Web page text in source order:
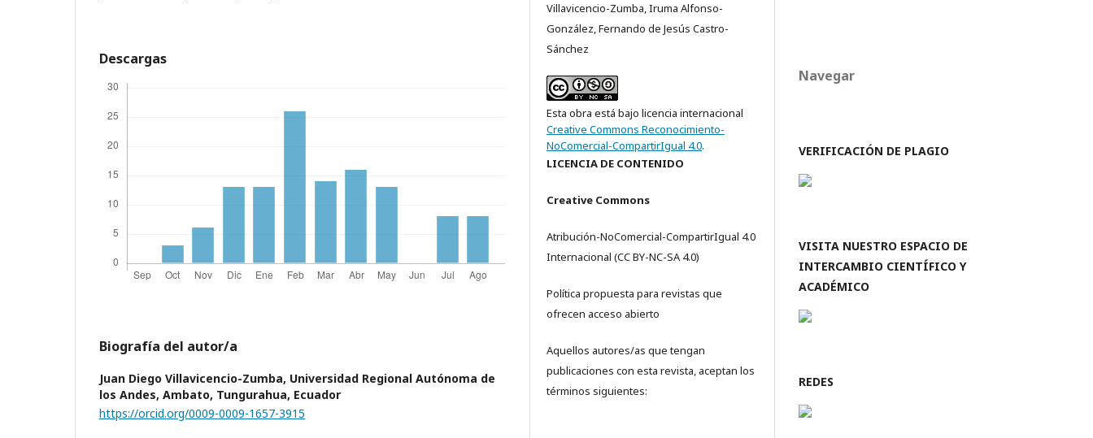
Descargas
Biografía del autor/a
Juan Diego Villavicencio-Zumba, Universidad Regional Autónoma de
los Andes, Ambato, Tungurahua, Ecuador
https://orcid.org/0009-0009-1657-3915
Villavicencio-Zumba, Iruma Alfonso-
González, Fernando de Jesús Castro-
Sánchez
Esta obra está bajo licencia internacional
Creative Commons Reconocimiento-
NoComercial-CompartirIgual 4.0.
LICENCIA DE CONTENIDO
Creative Commons
Atribución-NoComercial-CompartirIgual 4.0
Internacional (CC BY-NC-SA 4.0)
Política propuesta para revistas que
ofrecen acceso abierto
Aquellos autores/as que tengan
publicaciones con esta revista, aceptan los
términos siguientes:
Navegar
VERIFICACIÓN DE PLAGIO
VISITA NUESTRO ESPACIO DE
INTERCAMBIO CIENTÍFICO Y
ACADÉMICO
REDES